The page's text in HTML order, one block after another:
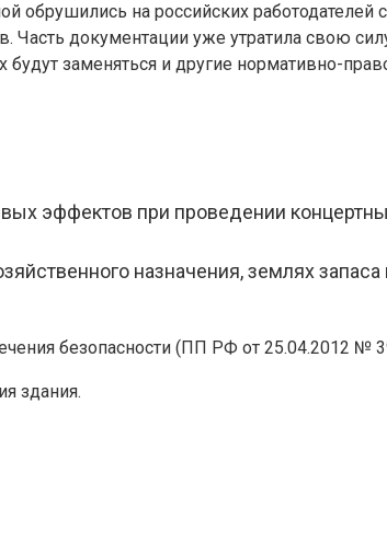
обрушились на российских работодателей с
Часть документации уже утратила свою
заменяться и другие нормативно-
эффектов при проведении
назначения, землях
безопасности (ПП РФ от 25.04.2012 №
здания.